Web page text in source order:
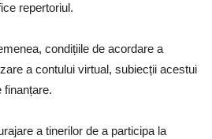
repertoriul.
condițiile de acordare a
a contului virtual, subiecții acestui
finanțare.
a tinerilor de a participa la